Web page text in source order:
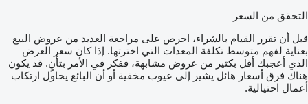
التحقق من السعر
قبل أن تقرر القيام بالشراء، احرص على مراجعة العديد من عروض البيع
بعناية لفهم متوسط تكلفة المعدات التي اخترتها. إذا كان سعر العرض
الذي أعجبك أقل بكثير من عروض مشابهة، ففكر في الأمر بتأنٍ. قد يكون
هناك فرق أسعار هائل يشير إلى عيوب مخفية أو أن البائع يحاول ارتكاب
أعمال احتيالية.